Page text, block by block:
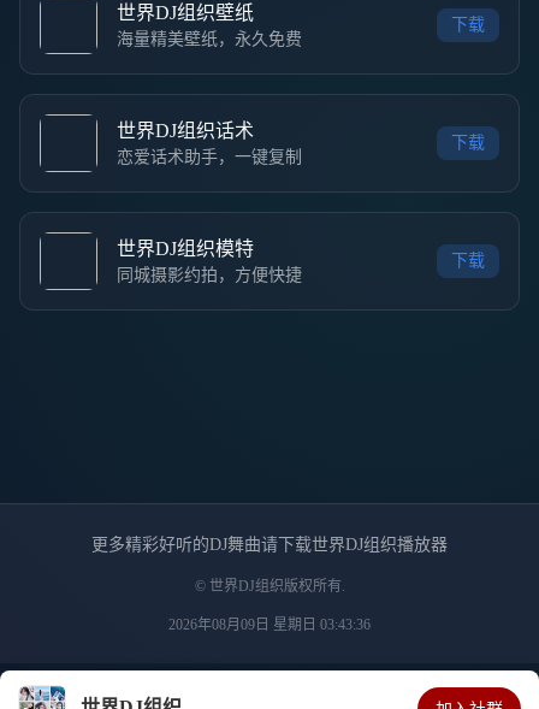
世界DJ组织壁纸
海量精美壁纸，永久免费
下载
世界DJ组织话术
恋爱话术助手，一键复制
下载
世界DJ组织模特
同城摄影约拍，方便快捷
下载
更多精彩好听的DJ舞曲请下载世界DJ组织播放器
© 世界DJ组织版权所有.
2026年08月09日 星期日 03:43:36